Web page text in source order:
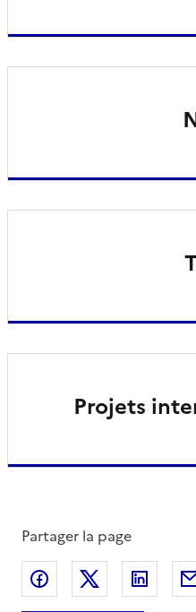
Projets
Partager la page
Partager surPartager sur